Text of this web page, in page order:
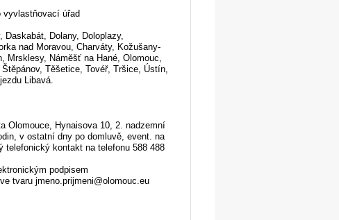
vyvlastňovací úřad
Dolany, Doloplazy,
nad Moravou, Charváty, Kožušany-
Mrsklesy, Náměšť na Hané, Olomouc,
Těšetice, Tovéř, Tršice, Ústín,
Libavá.
Olomouce, Hynaisova 10, 2. nadzemní
v ostatní dny po domluvě, event. na
telefonický kontakt na telefonu 588 488
podpisem
tvaru jmeno.prijmeni@olomouc.eu